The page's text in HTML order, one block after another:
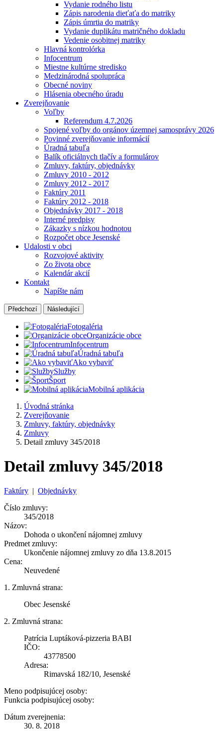
Vydanie rodného listu
Zápis narodenia dieťaťa do matriky
Zápis úmrtia do matriky
Vydanie duplikátu matričného dokladu
Vedenie osobitnej matriky
Hlavná kontrolórka
Infocentrum
Miestne kultúrne stredisko
Medzinárodná spolupráca
Obecné noviny
Hlásenia obecného úradu
Zverejňovanie
Voľby
Referendum 4.7.2026
Spojené voľby do orgánov územnej samosprávy 2026
Povinné zverejňovanie informácií
Úradná tabuľa
Balík oficiálnych tlačív a formulárov
Zmluvy, faktúry, objednávky
Zmluvy 2010 - 2012
Zmluvy 2012 - 2017
Faktúry 2011
Faktúry 2012 - 2018
Objednávky 2017 - 2018
Interné predpisy
Zákazky s nízkou hodnotou
Rozpočet obce Jesenské
Udalosti v obci
Rozvojové aktivity
Zo života obce
Kalendár akcií
Kontakt
Napíšte nám
Předchozí Následující
Fotogaléria
Organizácie obce
Infocentrum
Úradná tabuľa
Ako vybaviť
Služby
Šport
Mobilná aplikácia
Úvodná stránka
Zverejňovanie
Zmluvy, faktúry, objednávky
Zmluvy
Detail zmluvy 345/2018
Detail zmluvy 345/2018
Faktúry | Objednávky
Číslo zmluvy:
345/2018
Názov:
Dohoda o ukončení nájomnej zmluvy
Predmet zmluvy:
Ukončenie nájomnej zmluvy zo dňa 13.8.2015
Cena:
Neuvedené
1. Zmluvná strana:
Obec Jesenské
2. Zmluvná strana:
Patrícia Luptáková-pizzeria BABI
IČO:
43778500
Adresa:
Rimavská 182/10, Jesenské
Meno podpisujúcej osoby:
Funkcia podpisujúcej osoby:
Dátum zverejnenia:
30. 8. 2018